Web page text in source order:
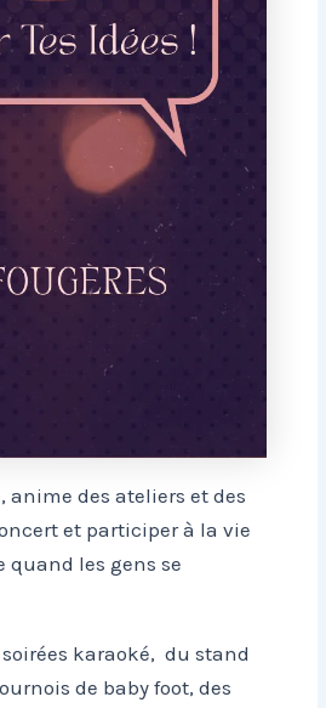
anime des ateliers et des
et participer à la vie
quand les gens se
karaoké, du stand
de baby foot, des